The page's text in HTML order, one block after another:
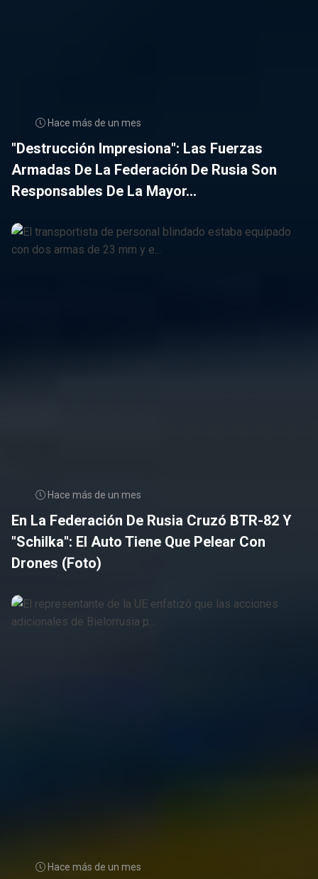
Hace más de un mes
"Destrucción Impresiona": Las Fuerzas
Armadas De La Federación De Rusia Son
Responsables De La Mayor...
Hace más de un mes
En La Federación De Rusia Cruzó BTR-82 Y
"Schilka": El Auto Tiene Que Pelear Con
Drones (foto)
Hace más de un mes